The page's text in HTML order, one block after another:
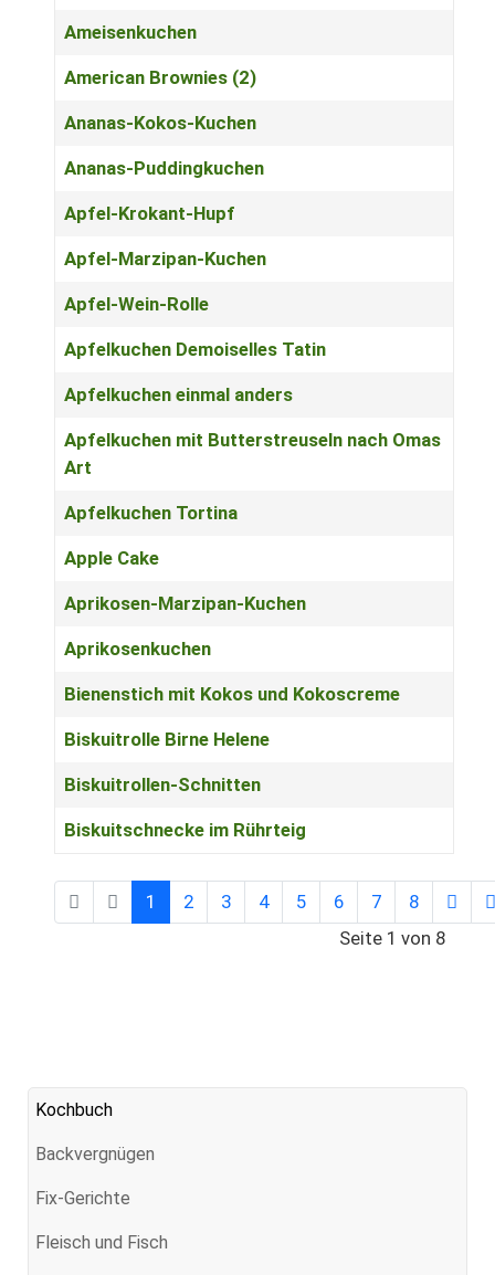
Ameisenkuchen
American Brownies (2)
Ananas-Kokos-Kuchen
Ananas-Puddingkuchen
Apfel-Krokant-Hupf
Apfel-Marzipan-Kuchen
Apfel-Wein-Rolle
Apfelkuchen Demoiselles Tatin
Apfelkuchen einmal anders
Apfelkuchen mit Butterstreuseln nach Omas
Art
Apfelkuchen Tortina
Apple Cake
Aprikosen-Marzipan-Kuchen
Aprikosenkuchen
Bienenstich mit Kokos und Kokoscreme
Biskuitrolle Birne Helene
Biskuitrollen-Schnitten
Biskuitschnecke im Rührteig
Seite 1 von 8
1 2 3 4 5 6 7 8
Kochbuch
Backvergnügen
Fix-Gerichte
Fleisch und Fisch